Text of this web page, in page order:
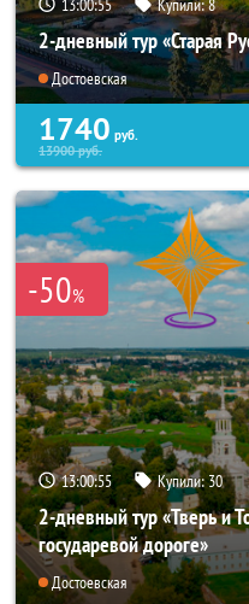
2-дневный тур «Старая
Достоевская
1740 руб.
13900руб.
-50%
13:00:53 Купили:30
2-дневный тур «Тверь и
государевой дороге»
Достоевская